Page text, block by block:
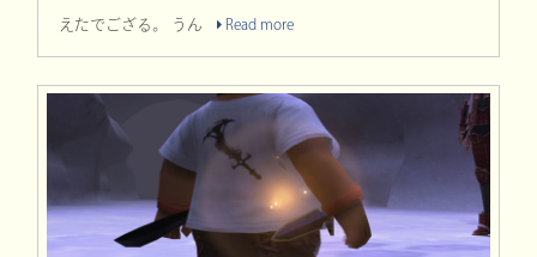
えたでござる。 うん Read more